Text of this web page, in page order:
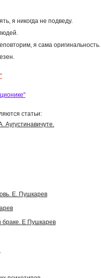
я никогда не подведу.
я сама оригинальность.
статьи:
Е. Пушкарев
браке. Е Пушкарев